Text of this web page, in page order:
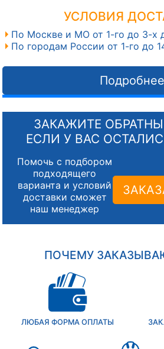
УСЛОВИЯ
По Москве и МО от 1-го до 3-х
По городам России от 1-го до
Подробнее
ЗАКАЖИТЕ
ЕСЛИ У ВАС
Помочь с подбором
подходящего
варианта и условий
доставки сможет
наш менеджер
ПОЧЕМУ
ЛЮБАЯ ФОРМА ОПЛАТЫ